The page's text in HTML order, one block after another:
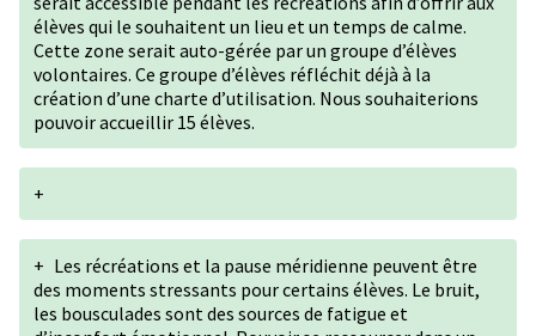
élèves qui le souhaitent un lieu et un temps de calme.
Cette zone serait auto-gérée par un groupe d’élèves
volontaires. Ce groupe d’élèves réfléchit déjà à la
création d’une charte d’utilisation. Nous souhaiterions
pouvoir accueillir 15 élèves.
+
+ Les récréations et la pause méridienne peuvent être
des moments stressants pour certains élèves. Le bruit,
les bousculades sont des sources de fatigue et